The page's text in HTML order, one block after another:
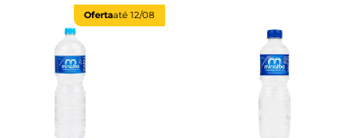
Ofertaaté12/08
3º